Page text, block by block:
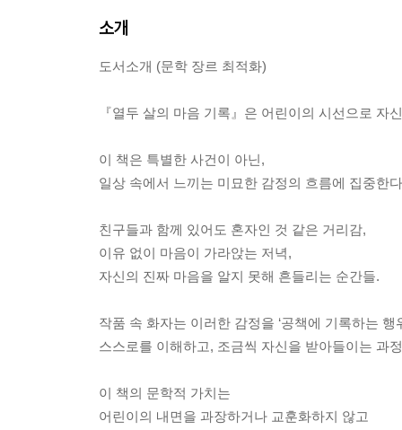
소개
도서소개 (문학 장르 최적화)
『열두 살의 마음 기록』은 어린이의 시선으로
이 책은 특별한 사건이 아닌,
일상 속에서 느끼는 미묘한 감정의 흐름에 집중한
친구들과 함께 있어도 혼자인 것 같은 거리감,
이유 없이 마음이 가라앉는 저녁,
자신의 진짜 마음을 알지 못해 흔들리는 순간들.
작품 속 화자는 이러한 감정을 ‘공책에 기록하는 행
스스로를 이해하고, 조금씩 자신을 받아들이는 과
이 책의 문학적 가치는
어린이의 내면을 과장하거나 교훈화하지 않고